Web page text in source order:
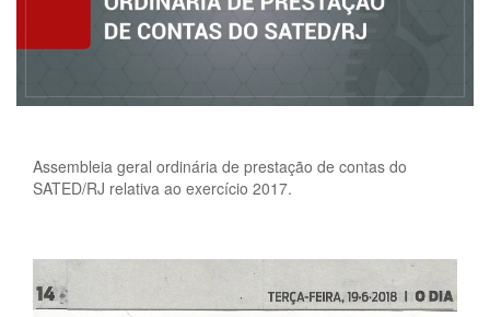
Assembleia geral ordinária de prestação de contas do
SATED/RJ relativa ao exercício 2017.